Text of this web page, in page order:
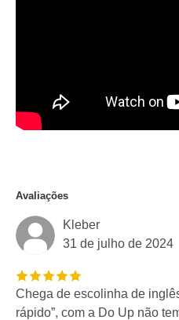
Avaliações
Kleber
31 de julho de 2024
Chega de escolinha de
rápido”, com a Do Up não